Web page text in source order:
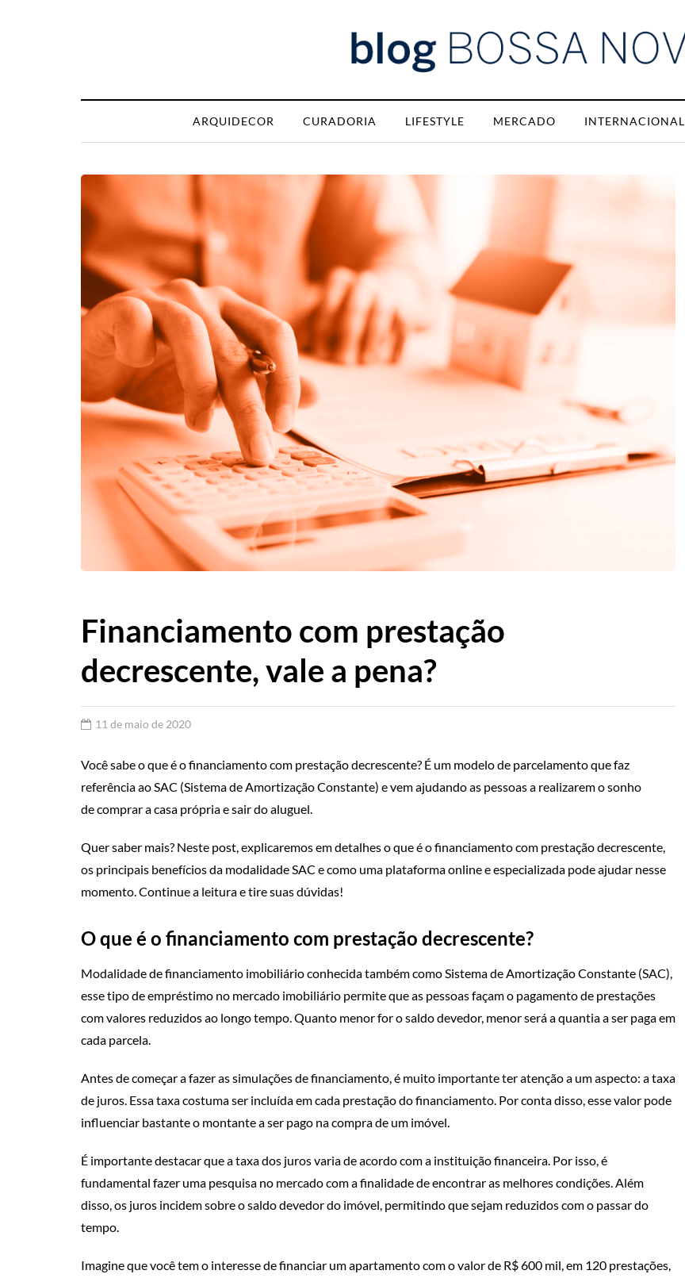
ARQUIDECOR CURADORIA LIFESTYLE MERCADO INTERNACIONAL
Financiamento com prestação
decrescente, vale a pena?
11 de maio de 2020
Você sabe o que é o financiamento com prestação decrescente? É um modelo de parcelamento que faz
referência ao SAC (Sistema de Amortização Constante) e vem ajudando as pessoas a realizarem o sonho
de comprar a casa própria e sair do aluguel.
Quer saber mais? Neste post, explicaremos em detalhes o que é o financiamento com prestação decrescente,
os principais benefícios da modalidade SAC e como uma plataforma online e especializada pode ajudar nesse
momento. Continue a leitura e tire suas dúvidas!
O que é o financiamento com prestação decrescente?
Modalidade de financiamento imobiliário conhecida também como Sistema de Amortização Constante (SAC),
esse tipo de empréstimo no mercado imobiliário permite que as pessoas façam o pagamento de prestações
com valores reduzidos ao longo tempo. Quanto menor for o saldo devedor, menor será a quantia a ser paga em
cada parcela.
Antes de começar a fazer as simulações de financiamento, é muito importante ter atenção a um aspecto: a taxa
de juros. Essa taxa costuma ser incluída em cada prestação do financiamento. Por conta disso, esse valor pode
influenciar bastante o montante a ser pago na compra de um imóvel.
É importante destacar que a taxa dos juros varia de acordo com a instituição financeira. Por isso, é
fundamental fazer uma pesquisa no mercado com a finalidade de encontrar as melhores condições. Além
disso, os juros incidem sobre o saldo devedor do imóvel, permitindo que sejam reduzidos com o passar do
tempo.
Imagine que você tem o interesse de financiar um apartamento com o valor de R$ 600 mil, em 120 prestações,